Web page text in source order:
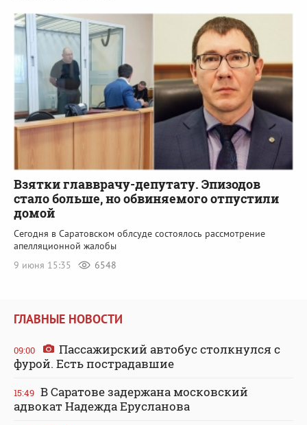
Взятки главврачу-депутату. Эпизодов
стало больше, но обвиняемого отпустили
домой
Сегодня в Саратовском облсуде состоялось рассмотрение
апелляционной жалобы
9 июня 15:35
6548
ГЛАВНЫЕ НОВОСТИ
09:00
Пассажирский автобус столкнулся с
фурой. Есть пострадавшие
15:49 В Саратове задержана московский
адвокат Надежда Ерусланова